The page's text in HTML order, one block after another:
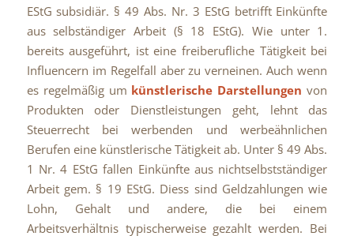
EStG subsidiär. § 49 Abs. Nr. 3 EStG betrifft Einkünfte
aus selbständiger Arbeit (§ 18 EStG). Wie unter 1.
bereits ausgeführt, ist eine freiberufliche Tätigkeit bei
Influencern im Regelfall aber zu verneinen. Auch wenn
es regelmäßig um künstlerische Darstellungen von
Produkten oder Dienstleistungen geht, lehnt das
Steuerrecht bei werbenden und werbeähnlichen
Berufen eine künstlerische Tätigkeit ab. Unter § 49 Abs.
1 Nr. 4 EStG fallen Einkünfte aus nichtselbstständiger
Arbeit gem. § 19 EStG. Diess sind Geldzahlungen wie
Lohn, Gehalt und andere, die bei einem
Arbeitsverhältnis typischerweise gezahlt werden. Bei